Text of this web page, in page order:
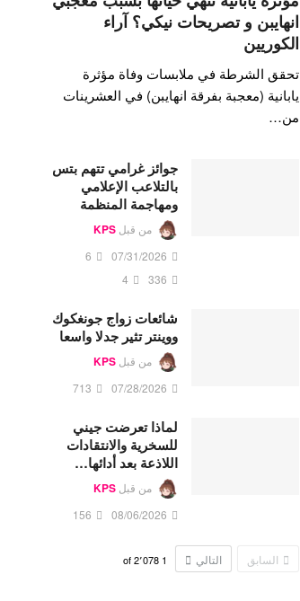
انهايبن و تصريحات نيكي؟ آراء
الكوريين
تحقق الشرطة في ملابسات وفاة مؤثرة
يابانية (معجبة بفرقة انهايبن) في العشرينات
من…
جوائز غرامي تتهم بتس
بالتلاعب الإعلامي
ومهاجمة المنظمة
من قبل KPS
07/31/2026
6
336
4
شائعات زواج جونغكوك
ووينتر تثير جدلا واسعا
من قبل KPS
07/28/2026
713
لماذا تعرضت جيني
للسخرية والانتقادات
اللاذعة بعد أدائها…
من قبل KPS
08/06/2026
156
السابق التالي 1 2٬078